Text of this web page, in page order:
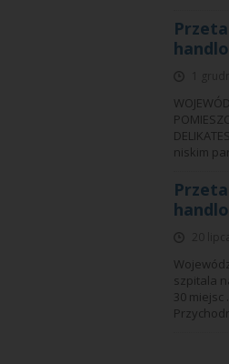
niskim
szpitala
30